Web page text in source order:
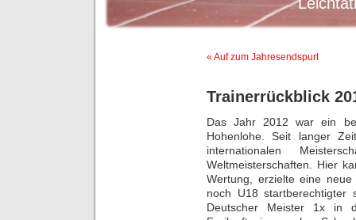
« Auf zum Jahresendspurt
Trainerrückblick
Das Jahr 2012 war ein
Hohenlohe. Seit langer
internationalen
Weltmeisterschaften. Hier
Wertung, erzielte eine
noch U18
Deutscher Meister 1x in